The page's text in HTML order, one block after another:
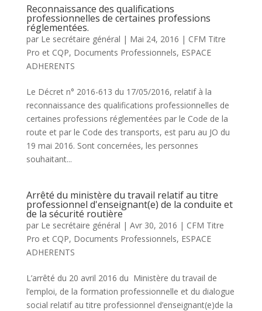
Reconnaissance des qualifications
professionnelles de certaines professions
réglementées.
par Le secrétaire général | Mai 24, 2016 | CFM Titre
Pro et CQP, Documents Professionnels, ESPACE
ADHERENTS
Le Décret n° 2016-613 du 17/05/2016, relatif à la
reconnaissance des qualifications professionnelles de
certaines professions réglementées par le Code de la
route et par le Code des transports, est paru au JO du
19 mai 2016. Sont concernées, les personnes
souhaitant...
Arrêté du ministère du travail relatif au titre
professionnel d'enseignant(e) de la conduite et
de la sécurité routière
par Le secrétaire général | Avr 30, 2016 | CFM Titre
Pro et CQP, Documents Professionnels, ESPACE
ADHERENTS
L’arrêté du 20 avril 2016 du Ministère du travail de
l’emploi, de la formation professionnelle et du dialogue
social relatif au titre professionnel d’enseignant(e)de la